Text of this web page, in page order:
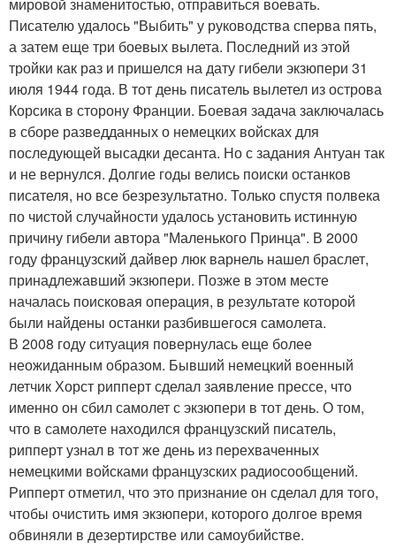
Писателю удалось "Выбить" у руководства сперва пять,
а затем еще три боевых вылета. Последний из этой
тройки как раз и пришелся на дату гибели экзюпери 31
июля 1944 года. В тот день писатель вылетел из острова
Корсика в сторону Франции. Боевая задача заключалась
в сборе разведданных о немецких войсках для
последующей высадки десанта. Но с задания Антуан так
и не вернулся. Долгие годы велись поиски останков
писателя, но все безрезультатно. Только спустя полвека
по чистой случайности удалось установить истинную
причину гибели автора "Маленького Принца". В 2000
году французский дайвер люк варнель нашел браслет,
принадлежавший экзюпери. Позже в этом месте
началась поисковая операция, в результате которой
были найдены останки разбившегося самолета.
В 2008 году ситуация повернулась еще более
неожиданным образом. Бывший немецкий военный
летчик Хорст рипперт сделал заявление прессе, что
именно он сбил самолет с экзюпери в тот день. О том,
что в самолете находился французский писатель,
рипперт узнал в тот же день из перехваченных
немецкими войсками французских радиосообщений.
Рипперт отметил, что это признание он сделал для того,
чтобы очистить имя экзюпери, которого долгое время
обвиняли в дезертирстве или самоубийстве.